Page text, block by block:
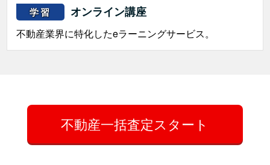
学習 オンライン講座
不動産業界に特化したeラーニングサービス。
不動産一括査定スタート